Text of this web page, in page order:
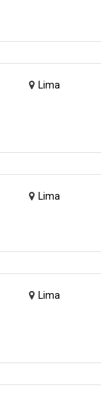
Lima
Lima
Lima